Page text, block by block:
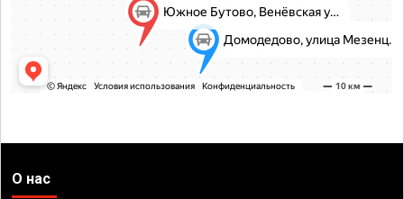
О нас